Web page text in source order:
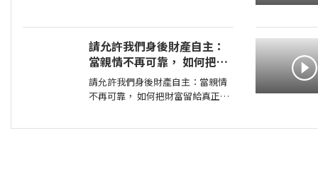
遍臺島吧！」――青山千鶴子（
請允許我們身後財產自主：
當親情不再可靠， 如何把財
富留給真正值得的人
請允許我們身後財產自主：當親情
不再可靠， 如何把財富留給真正值